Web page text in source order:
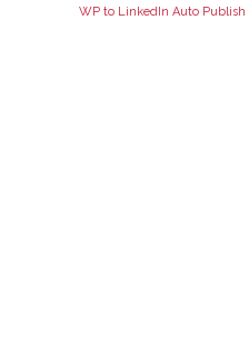
WP to LinkedIn Auto Publish